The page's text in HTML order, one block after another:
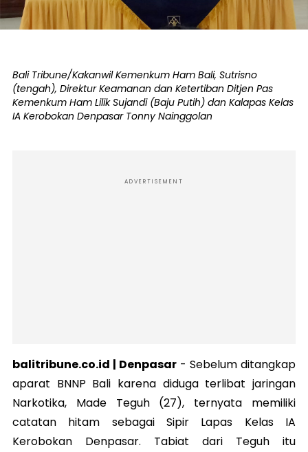
Bali Tribune/Kakanwil Kemenkum Ham Bali, Sutrisno
(tengah), Direktur Keamanan dan Ketertiban Ditjen Pas
Kemenkum Ham Lilik Sujandi (Baju Putih) dan Kalapas Kelas
IA Kerobokan Denpasar Tonny Nainggolan
ADVERTISEMENT
balitribune.co.id | Denpasar - Sebelum ditangkap
aparat BNNP Bali karena diduga terlibat jaringan
Narkotika, Made Teguh (27), ternyata memiliki
catatan hitam sebagai Sipir Lapas Kelas IA
Kerobokan Denpasar. Tabiat dari Teguh itu